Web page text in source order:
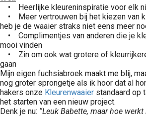
• Heerlijke kleureninspiratie voor elk
• Meer vertrouwen bij het kiezen van
heb je de waaier straks niet eens meer
• Complimentjes van anderen die je
mooi vinden
• Zin om ook wat grotere of
gaan
Mijn eigen fuchsiabroek maakt me blij,
nog groter sprongetje als ik hoor dat al
hakers onze Kleurenwaaier standaard op
het starten van een nieuw project.
Denk je nu: “Leuk Babette, maar hoe werkt